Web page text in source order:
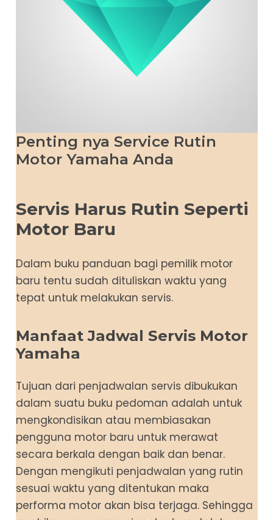
Penting nya Service Rutin
Motor Yamaha Anda
Servis Harus Rutin Seperti
Motor Baru
Dalam buku panduan bagi pemilik motor
baru tentu sudah dituliskan waktu yang
tepat untuk melakukan servis.
Manfaat Jadwal Servis Motor
Yamaha
Tujuan dari penjadwalan servis dibukukan
dalam suatu buku pedoman adalah untuk
mengkondisikan atau membiasakan
pengguna motor baru untuk merawat
secara berkala dengan baik dan benar.
Dengan mengikuti penjadwalan yang rutin
sesuai waktu yang ditentukan maka
performa motor akan bisa terjaga. Sehingga